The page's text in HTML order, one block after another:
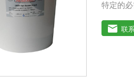
特定的
DMEM
鼠细胞和
联